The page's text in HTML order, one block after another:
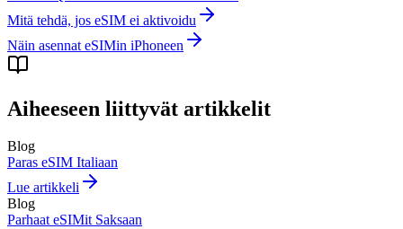
Mitä tehdä, jos eSIM ei aktivoidu
Näin asennat eSIMin iPhoneen
Aiheeseen liittyvät artikkelit
Blog
Paras eSIM Italiaan
Lue artikkeli
Blog
Parhaat eSIMit Saksaan